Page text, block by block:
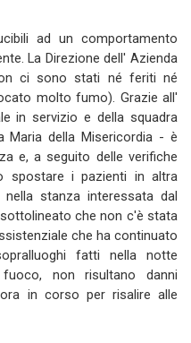
ad un comportamento
.La Direzione dell' Azienda
ci sono stati né feriti né
molto fumo). Grazie all'
in servizio e della squadra
Maria della Misericordia - è
e, a seguito delle verifiche
spostare i pazienti in altra
nella stanza interessata dal
sottolineato che non c'è stata
che ha continuato
fatti nella
notte
fuoco, non risultano
danni
in corso per risalire alle